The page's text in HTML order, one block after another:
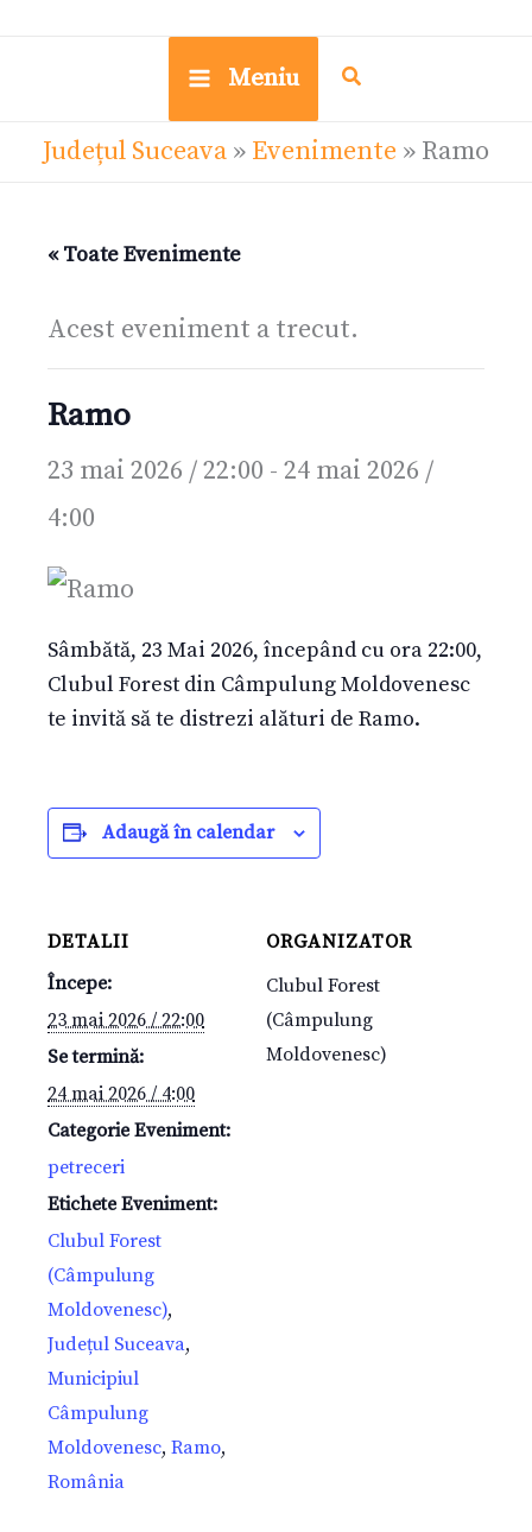
Meniu
Județul Suceava » Evenimente » Ramo
« Toate Evenimente
Acest eveniment a trecut.
Ramo
23 mai 2026 / 22:00 - 24 mai 2026 /
4:00
Sâmbătă, 23 Mai 2026, începând cu ora 22:00,
Clubul Forest din Câmpulung Moldovenesc
te invită să te distrezi alături de Ramo.
Adaugă în calendar
DETALII
Începe:
23 mai 2026 / 22:00
Se termină:
24 mai 2026 / 4:00
Categorie Eveniment:
petreceri
Etichete Eveniment:
Clubul Forest
(Câmpulung
Moldovenesc),
Județul Suceava,
Municipiul
Câmpulung
Moldovenesc, Ramo,
România
ORGANIZATOR
Clubul Forest
(Câmpulung
Moldovenesc)